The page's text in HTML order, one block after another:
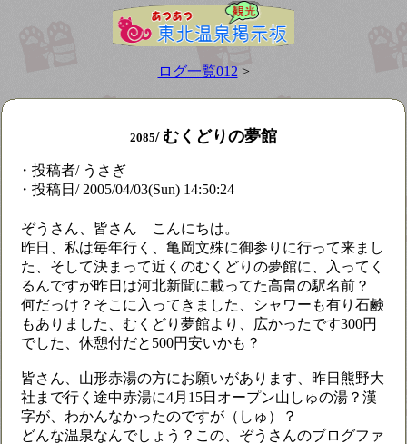
ログ一覧012 >
2085/ むくどりの夢館
・投稿者/ うさぎ
・投稿日/ 2005/04/03(Sun) 14:50:24
ぞうさん、皆さん こんにちは。
昨日、私は毎年行く、亀岡文殊に御参りに行って来まし
た、そして決まって近くのむくどりの夢館に、入ってく
るんですが昨日は河北新聞に載ってた高畠の駅名前？
何だっけ？そこに入ってきました、シャワーも有り石鹸
もありました、むくどり夢館より、広かったです300円
でした、休憩付だと500円安いかも？
皆さん、山形赤湯の方にお願いがあります、昨日熊野大
社まで行く途中赤湯に4月15日オープン山しゅの湯？漢
字が、わかんなかったのですが（しゅ）？
どんな温泉なんでしょう？この、ぞうさんのブログファ